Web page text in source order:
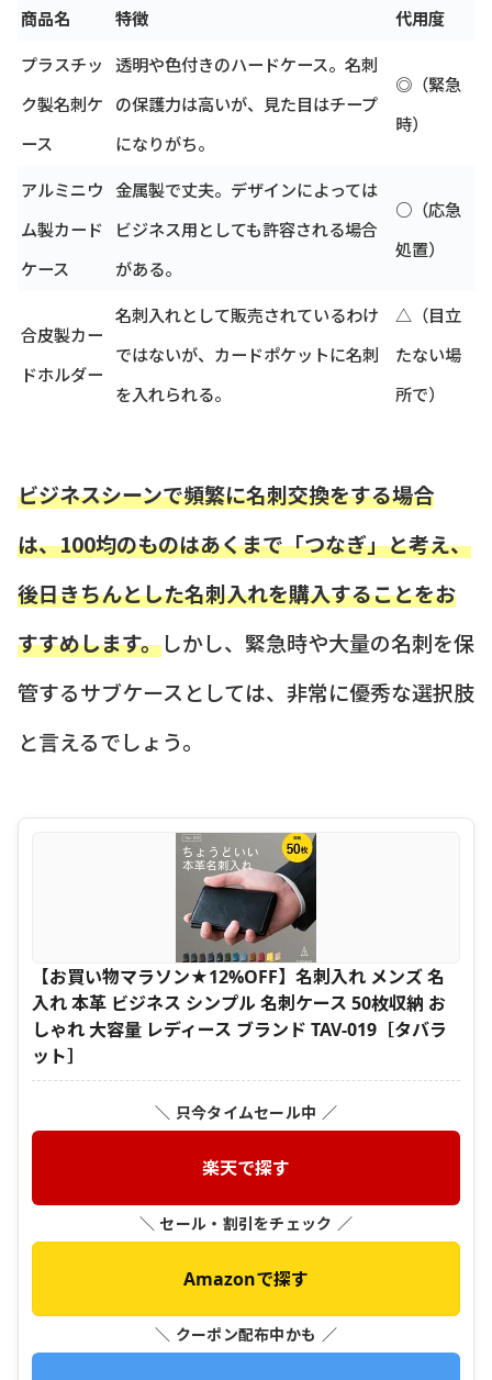
商品名 特徴
代用度
プラスチッ
ク製名刺ケ
ース
透明や色付きのハードケース。名刺
の保護力は高いが、見た目はチープ
になりがち。
◎（緊急
時）
アルミニウ
ム製カード
ケース
金属製で丈夫。デザインによっては
ビジネス用としても許容される場合
がある。
○（応急
処置）
合皮製カー
ドホルダー
名刺入れとして販売されているわけ
ではないが、カードポケットに名刺
を入れられる。
△（目立
たない場
所で）
ビジネスシーンで頻繁に名刺交換をする場合
は、100均のものはあくまで「つなぎ」と考え、
後日きちんとした名刺入れを購入することをお
すすめします。しかし、緊急時や大量の名刺を保
管するサブケースとしては、非常に優秀な選択肢
と言えるでしょう。
【お買い物マラソン★12%OFF】名刺入れ メンズ 名
入れ 本革 ビジネス シンプル 名刺ケース 50枚収納 お
しゃれ 大容量 レディース ブランド TAV-019［タバラ
ット］
＼ 只今タイムセール中 ／
楽天で探す
＼ セール・割引をチェック ／
Amazonで探す
＼ クーポン配布中かも ／